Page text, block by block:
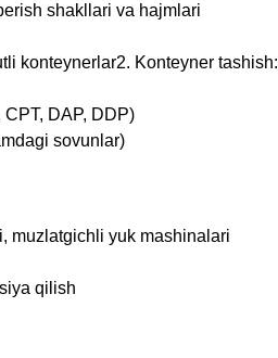
shakllari va hajmlari
konteynerlar2. Konteyner tashish:
DAP, DDP)
sovunlar)
muzlatgichli yuk mashinalari
qilish